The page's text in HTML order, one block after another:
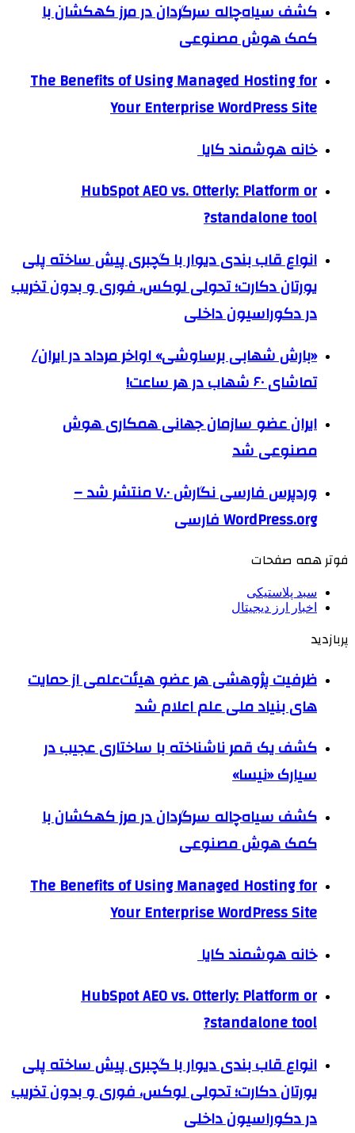
کشف سیاه‌چاله سرگردان در مرز کهکشان با
کمک هوش مصنوعی
The Benefits of Using Managed Hosting for
Your Enterprise WordPress Site
خانه هوشمند کایا
HubSpot AEO vs. Otterly: Platform or
standalone tool?
انواع قاب بندی دیوار با گچبری پیش ساخته پلی
یورتان دکارت؛ تحولی لوکس، فوری و بدون تخریب
در دکوراسیون داخلی
«بارش شهابی برساوشی» اواخر مرداد در ایران/
تماشای ۶۰ شهاب در هر ساعت!
ایران عضو سازمان جهانی همکاری هوش
مصنوعی شد
وردپرس فارسی نگارش ۷.۰ منتشر شد –
WordPress.org فارسی
فوتر همه صفحات
سبد پلاستیکی
اخبار ارز دیجیتال
پربازدید
ظرفیت پژوهشی هر عضو هیئت‌علمی از حمایت
های بنیاد ملی علم اعلام شد
کشف یک قمر ناشناخته با ساختاری عجیب در
سیارک «نیسا»
کشف سیاه‌چاله سرگردان در مرز کهکشان با
کمک هوش مصنوعی
The Benefits of Using Managed Hosting for
Your Enterprise WordPress Site
خانه هوشمند کایا
HubSpot AEO vs. Otterly: Platform or
standalone tool?
انواع قاب بندی دیوار با گچبری پیش ساخته پلی
یورتان دکارت؛ تحولی لوکس، فوری و بدون تخریب
در دکوراسیون داخلی